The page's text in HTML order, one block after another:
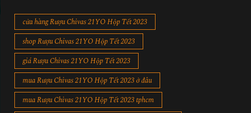
cửa hàng Rượu Chivas 21YO Hộp Tết 2023
shop Rượu Chivas 21YO Hộp Tết 2023
giá Rượu Chivas 21YO Hộp Tết 2023
mua Rượu Chivas 21YO Hộp Tết 2023 ở đâu
mua Rượu Chivas 21YO Hộp Tết 2023 tphcm